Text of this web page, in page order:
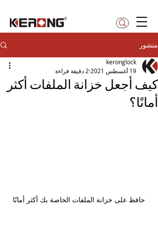
منشور
كيف أجعل خزانة الملفات أكثر
أمانًا؟
keronglock
19 أغسطس 2021
2 دقيقة قراءة
حافظ على خزانة الملفات الخاصة بك أكثر أمانًا